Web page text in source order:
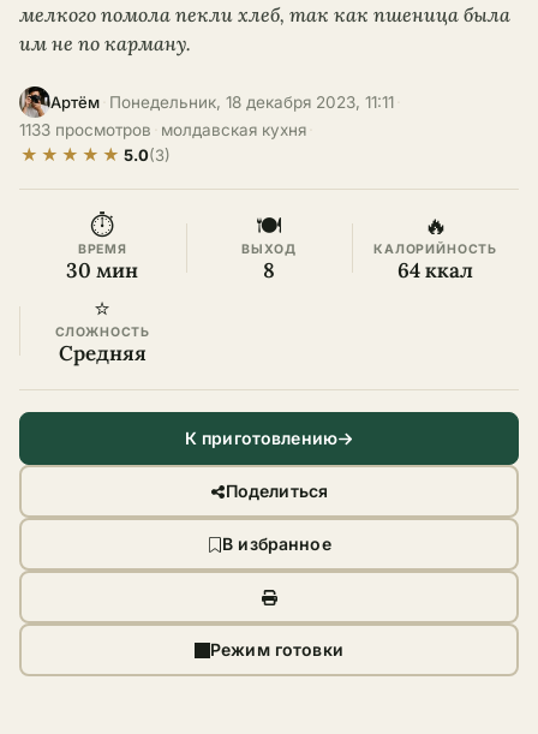
мелкого помола пекли хлеб, так как пшеница была
им не по карману.
Артём Понедельник, 18 декабря 2023, 11:11
1133 просмотров
молдавская кухня
★ ★ ★ ★ ★ 5.0(3)
⏱
ВРЕМЯ
30 мин
🍽
ВЫХОД
8
🔥
КАЛОРИЙНОСТЬ
64 ккал
⭐
СЛОЖНОСТЬ
Средняя
К приготовлению
Поделиться
В избранное
Режим готовки